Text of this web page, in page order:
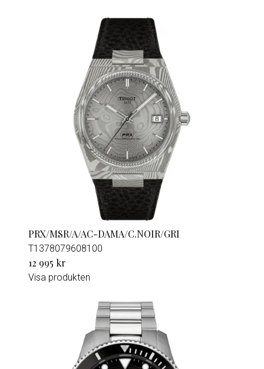
PRX/MSR/A/AC-DAMA/C.NOIR/GRI
T1378079608100
12 995 kr
Visa produkten